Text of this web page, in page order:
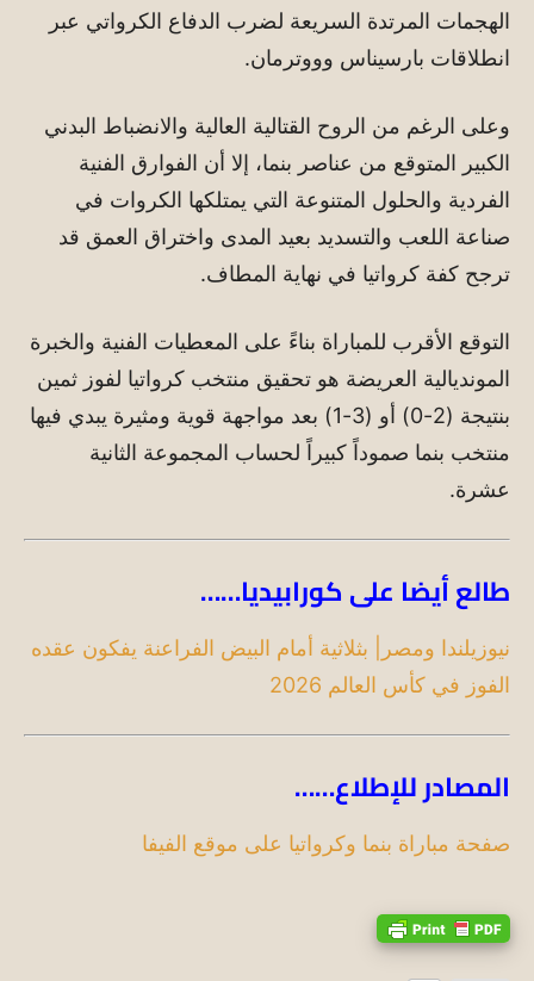
الهجمات المرتدة السريعة لضرب الدفاع الكرواتي عبر
انطلاقات بارسيناس وووترمان.
وعلى الرغم من الروح القتالية العالية والانضباط البدني
الكبير المتوقع من عناصر بنما، إلا أن الفوارق الفنية
الفردية والحلول المتنوعة التي يمتلكها الكروات في
صناعة اللعب والتسديد بعيد المدى واختراق العمق قد
ترجح كفة كرواتيا في نهاية المطاف.
التوقع الأقرب للمباراة بناءً على المعطيات الفنية والخبرة
المونديالية العريضة هو تحقيق منتخب كرواتيا لفوز ثمين
بنتيجة (2-0) أو (3-1) بعد مواجهة قوية ومثيرة يبدي فيها
منتخب بنما صموداً كبيراً لحساب المجموعة الثانية
عشرة.
طالع أيضا على كورابيديا……
نيوزيلندا ومصر| بثلاثية أمام البيض الفراعنة يفكون عقده
الفوز في كأس العالم 2026
المصادر للإطلاع……
صفحة مباراة بنما وكرواتيا على موقع الفيفا